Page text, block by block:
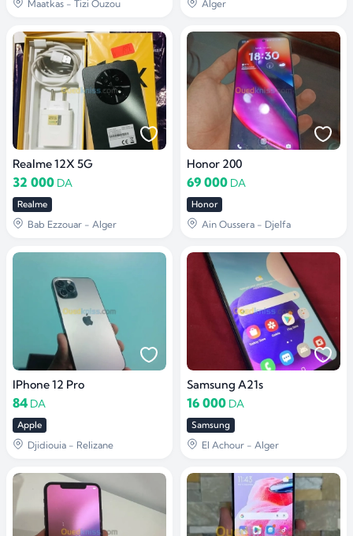
Maatkas - Tizi Ouzou Alger
Realme 12X 5G
32 000 DA
Realme
Bab Ezzouar - Alger
Honor 200
69 000 DA
Honor
Ain Oussera - Djelfa
IPhone 12 Pro
84 DA
Apple
Djidiouia - Relizane
Samsung A21s
16 000 DA
Samsung
El Achour - Alger